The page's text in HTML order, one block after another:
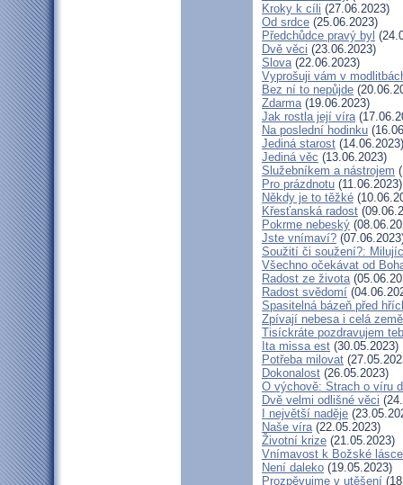
Kroky k cíli (27.06.2023)
Od srdce (25.06.2023)
Předchůdce pravý byl
Dvě věci (23.06.2023)
Slova(22.06.2023)
Vyprošuji vám v
Bez ní to nepůjde
Zdarma(19.06.2023)
Jak rostla její víra
Na poslední hodinku
Jediná starost (14.06.2023)
Jediná věc (13.06.2023)
Služebníkem a nástrojem
Pro prázdnotu (11.06.2023)
Někdy je to těžké
Křesťanská radost
Pokrme nebeský
Jste vnímaví?
Soužití či soužení?:
Všechno očekávat od
Radost ze života
Radost svědomí
Spasitelná bázeň před
Zpívají nebesa i celá země
Tisíckráte pozdravujem
Ita missa est (30.05.2023)
Potřeba milovat
Dokonalost (26.05.2023)
O výchově: Strach o víru
Dvě velmi odlišné věci
I největší naděje
Naše víra(22.05.2023)
Životní krize (21.05.2023)
Vnímavost k Božské
Není daleko (19.05.2023)
Prozpěvujme v utěšení